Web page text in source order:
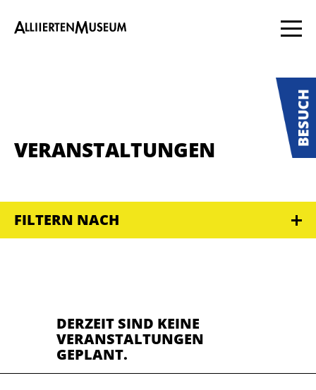
VERANSTALTUNGEN
FILTERN NACH
DERZEIT SIND KEINE
VERANSTALTUNGEN
GEPLANT.